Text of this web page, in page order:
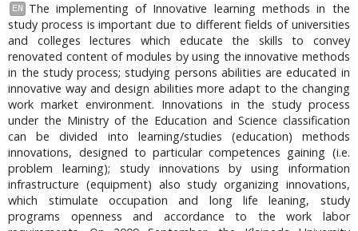
EN
The implementing of Innovative learning methods in the
study process is important due to different fields of universities
and colleges lectures which educate the skills to convey
renovated content of modules by using the innovative methods
in the study process; studying persons abilities are educated in
innovative way and design abilities more adapt to the changing
work market environment. Innovations in the study process
under the Ministry of the Education and Science classification
can be divided into learning/studies (education) methods
innovations, designed to particular competences gaining (i.e.
problem learning); study innovations by using information
infrastructure (equipment) also study organizing innovations,
which stimulate occupation and long life leaning, study
programs openness and accordance to the work labor